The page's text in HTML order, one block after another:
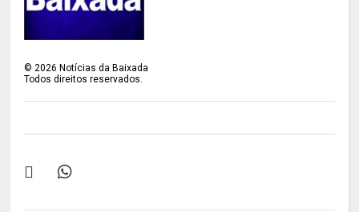
©2026 Notícias da Baixada
Todos direitos reservados.